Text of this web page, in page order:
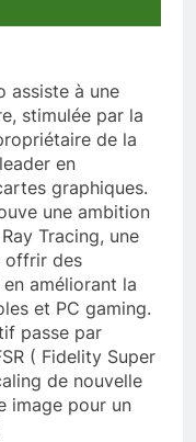
assiste à une
stimulée par la
de la
en
graphiques.
une ambition
Tracing, une
offrir des
améliorant la
et PC gaming.
passe par
( Fidelity Super
de nouvelle
image pour un